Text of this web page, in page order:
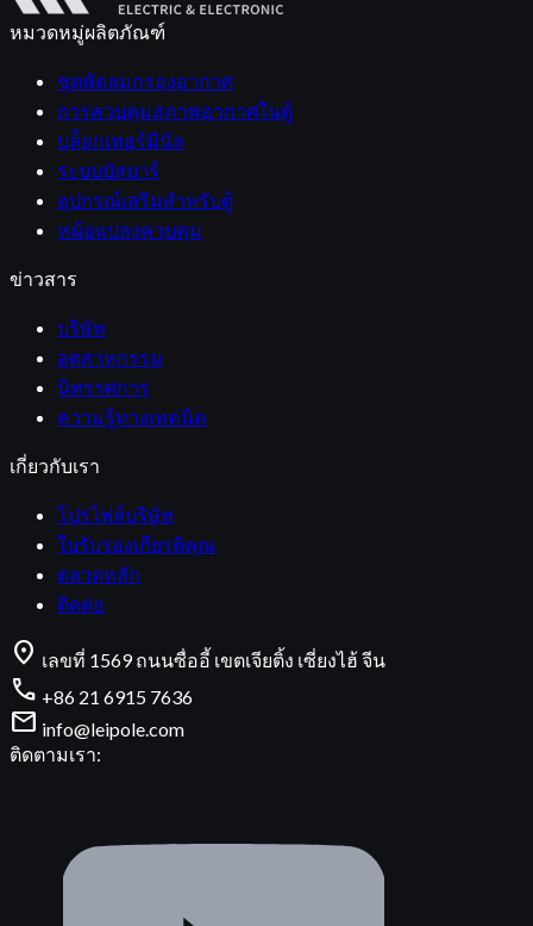
หมวดหมู่ผลิตภัณฑ์
ชุดพัดลมกรองอากาศ
การควบคุมสภาพอากาศในตู้
บล็อกเทอร์มินัล
ระบบบัสบาร์
อุปกรณ์เสริมสำหรับตู้
หม้อแปลงควบคุม
ข่าวสาร
บริษัท
อุตสาหกรรม
นิทรรศการ
ความรู้ทางเทคนิค
เกี่ยวกับเรา
โปรไฟล์บริษัท
ใบรับรองเกียรติคุณ
ตลาดหลัก
ติดต่อ
location_on เลขที่ 1569 ถนนซื่ออี้ เขตเจียติ้ง เซี่ยงไฮ้ จีน
call +86 21 6915 7636
mail info@leipole.com
ติดตามเรา: